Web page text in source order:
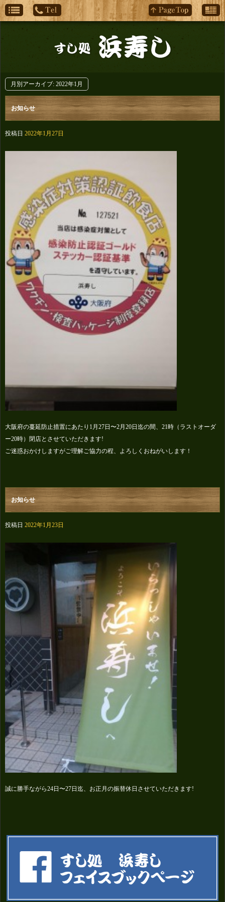
月別アーカイブ: 2022年1月
お知らせ
投稿日 2022年1月27日
大阪府の蔓延防止措置にあたり1月27日〜2月20日迄の間、21時（ラストオーダ
ー20時）閉店とさせていただきます!
ご迷惑おかけしますがご理解ご協力の程、よろしくおねがいします！
お知らせ
投稿日 2022年1月23日
誠に勝手ながら24日〜27日迄、お正月の振替休日させていただきます!